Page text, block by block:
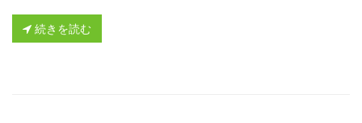
続きを読む